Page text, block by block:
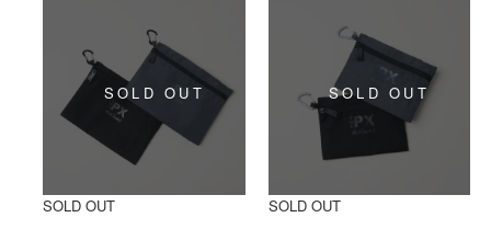
SOLD OUT SOLD OUT